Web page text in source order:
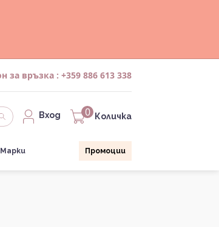
за връзка : +359 886 613 338
Вход 0 Количка
Марки Промоции